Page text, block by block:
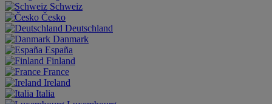
Schweiz
Česko
Deutschland
Danmark
España
Finland
France
Ireland
Italia